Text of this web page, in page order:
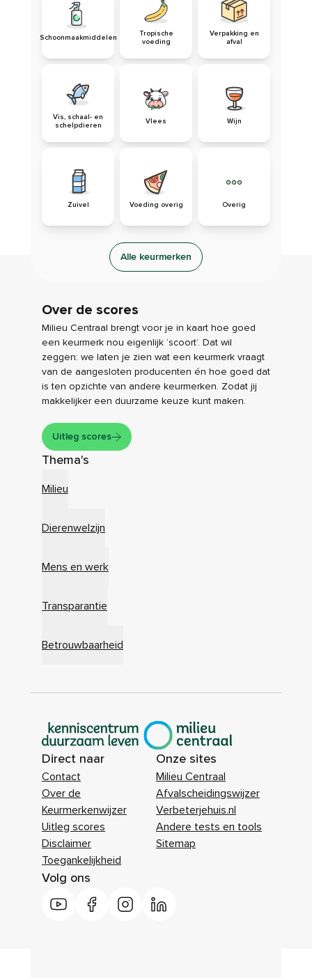
Schoonmaakmiddelen
Tropische
voeding
Verpakking en
afval
Vis, schaal- en
schelpdieren
Vlees Wijn
Zuivel Voeding overig Overig
Alle keurmerken
Over de scores
Milieu Centraal brengt voor je in kaart hoe goed
een keurmerk nou eigenlijk ‘scoort’. Dat wil
zeggen: we laten je zien wat een keurmerk vraagt
van de aangesloten producenten én hoe goed dat
is ten opzichte van andere keurmerken. Zodat jij
makkelijker een duurzame keuze kunt maken.
Uitleg scores
Thema's
Milieu
Dierenwelzijn
Mens en werk
Transparantie
Betrouwbaarheid
|
Direct naar
Contact
Over de
Keurmerkenwijzer
Uitleg scores
Disclaimer
Toegankelijkheid
Onze sites
Milieu Centraal
Afvalscheidingswijzer
Verbeterjehuis.nl
Andere tests en tools
Sitemap
Volg ons